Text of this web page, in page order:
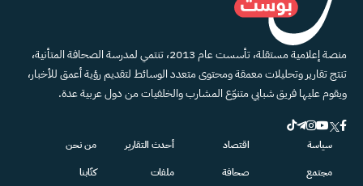
منصة إعلامية مستقلة، تأسست عام 2013، تنتمي لمدرسة الصحافة المتأنية،
تنتج تقارير وتحليلات معمقة ومحتوى متعدد الوسائط لتقديم رؤية أعمق للأخبار،
ويقوم عليها فريق شبابي متنوّع المشارب والخلفيات من دول عربية عدة.
سياسة
مجتمع
اقتصاد
صحافة
أحدث التقارير
ملفات
من نحن
كتّابنا